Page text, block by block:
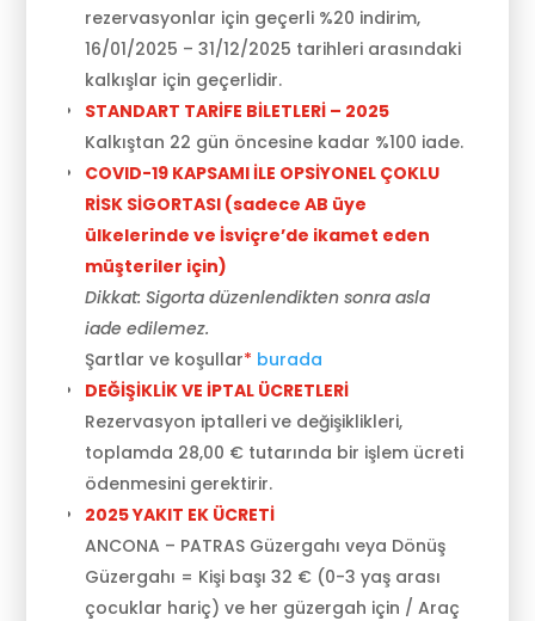
rezervasyonlar için geçerli %20 indirim,
16/01/2025 – 31/12/2025 tarihleri arasındaki
kalkışlar için geçerlidir.
STANDART TARİFE BİLETLERİ – 2025
Kalkıştan 22 gün öncesine kadar %100 iade.
COVID-19 KAPSAMI İLE OPSİYONEL ÇOKLU
RİSK SİGORTASI (sadece AB üye
ülkelerinde ve İsviçre’de ikamet eden
müşteriler için)
Dikkat: Sigorta düzenlendikten sonra asla
iade edilemez.
Şartlar ve koşullar* burada
DEĞİŞİKLİK VE İPTAL ÜCRETLERİ
Rezervasyon iptalleri ve değişiklikleri,
toplamda 28,00 € tutarında bir işlem ücreti
ödenmesini gerektirir.
2025 YAKIT EK ÜCRETİ
ANCONA – PATRAS Güzergahı veya Dönüş
Güzergahı = Kişi başı 32 € (0-3 yaş arası
çocuklar hariç) ve her güzergah için / Araç